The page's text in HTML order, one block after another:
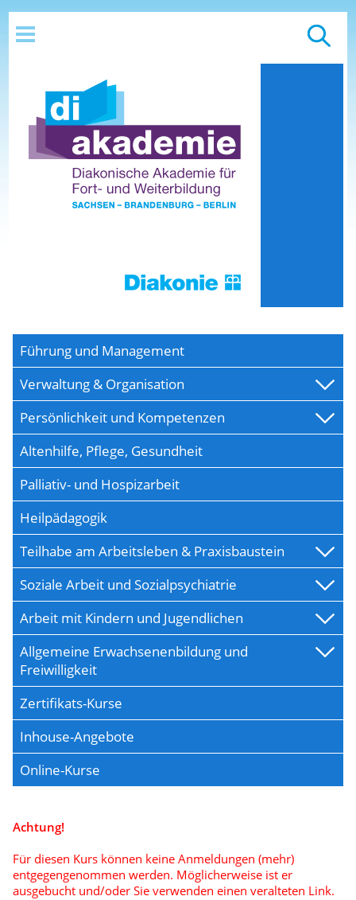
Führung und Management
Verwaltung & Organisation
Persönlichkeit und Kompetenzen
Altenhilfe, Pflege, Gesundheit
Palliativ- und Hospizarbeit
Heilpädagogik
Teilhabe am Arbeitsleben & Praxisbaustein
Soziale Arbeit und Sozialpsychiatrie
Arbeit mit Kindern und Jugendlichen
Allgemeine Erwachsenenbildung und
Freiwilligkeit
Zertifikats-Kurse
Inhouse-Angebote
Online-Kurse
Achtung!
Für diesen Kurs können keine Anmeldungen (mehr)
entgegengenommen werden. Möglicherweise ist er
ausgebucht und/oder Sie verwenden einen veralteten Link.